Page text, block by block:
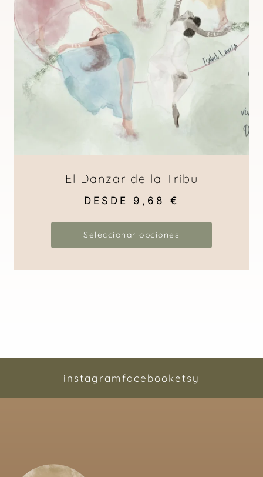
El Danzar de la Tribu
DESDE 9,68 €
Seleccionar opciones
instagramfacebooketsy